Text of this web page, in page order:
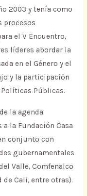
2003 y tenía como
procesos
el V Encuentro,
líderes abordar la
en el Género y el
y la participación
Públicas.
la agenda
la Fundación Casa
conjunto con
gubernamentales
Valle, Comfenalco
de Cali, entre otras).